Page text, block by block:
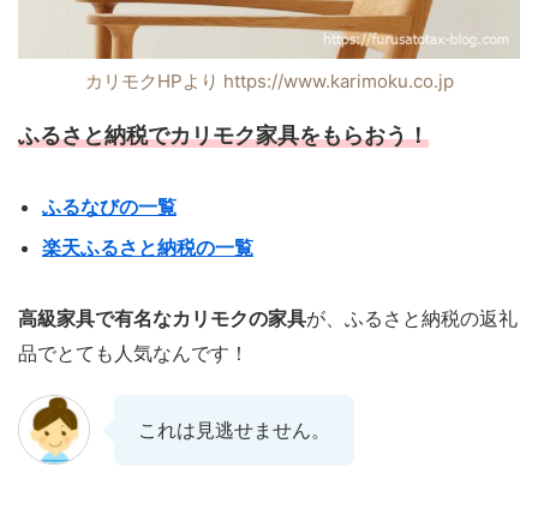
カリモクHPより https://www.karimoku.co.jp
ふるさと納税でカリモク家具をもらおう！
ふるなびの一覧
楽天ふるさと納税の一覧
高級家具で有名なカリモクの家具が、ふるさと納税の返礼
品でとても人気なんです！
これは見逃せません。